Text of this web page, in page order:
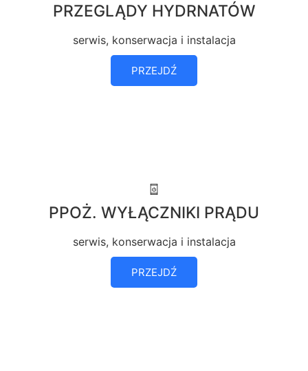
PRZEGLĄDY HYDRNATÓW
serwis, konserwacja i instalacja
PRZEJDŹ
PPOŻ. WYŁĄCZNIKI PRĄDU
serwis, konserwacja i instalacja
PRZEJDŹ